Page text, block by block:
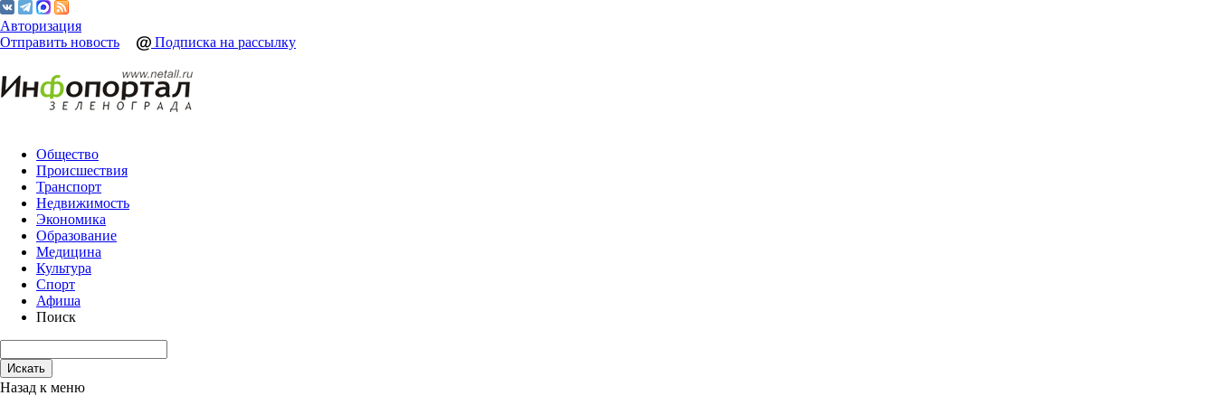
Авторизация
Отправить новость
Подписка на рассылку
Общество
Происшествия
Транспорт
Недвижимость
Экономика
Образование
Медицина
Культура
Спорт
Афиша
Поиск
Назад к меню